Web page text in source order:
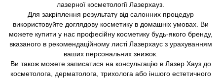
лазерної косметології Лазерхауз.
Для закріплення результату від салонних процедур
використовуйте доглядову косметику в домашніх умовах. Ви
можете купити у нас професійну косметику будь-якого бренду,
вказаного в рекомендаційному листі Лазерхаус з урахуванням
ваших персональних знижок.
Ви також можете записатися на консультацію в Лазер Хауз до
косметолога, дерматолога, трихолога або іншого естетичного